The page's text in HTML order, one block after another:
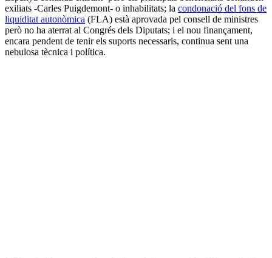
exiliats -Carles Puigdemont- o inhabilitats; la condonació del fons de
liquiditat autonòmica (FLA) està aprovada pel consell de ministres
però no ha aterrat al Congrés dels Diputats; i el nou finançament,
encara pendent de tenir els suports necessaris, continua sent una
nebulosa tècnica i política.